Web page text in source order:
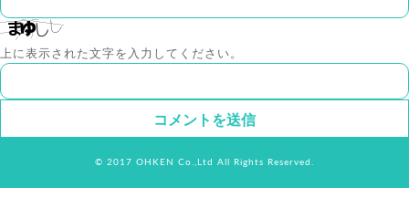
上に表示された文字を入力してください。
© 2017 OHKEN Co.,Ltd All Rights Reserved.